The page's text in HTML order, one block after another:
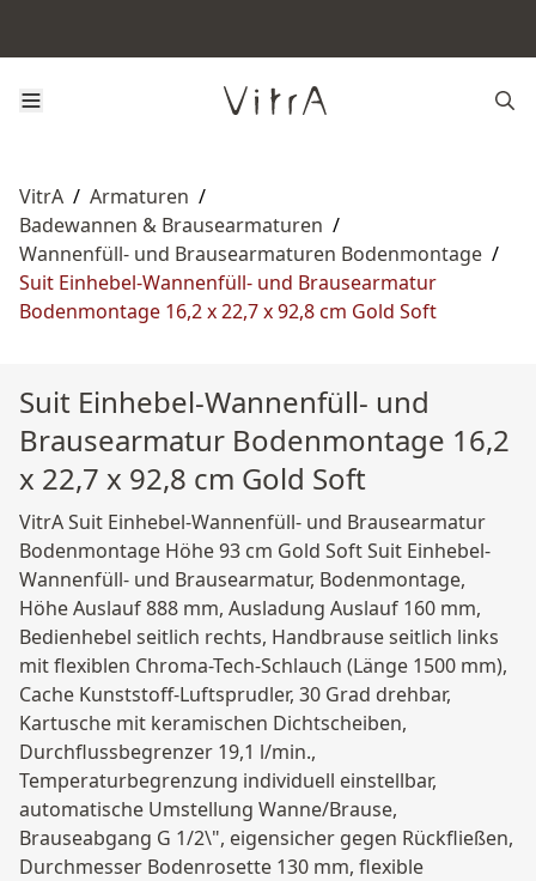
VitrA / Armaturen /
Badewannen & Brausearmaturen /
Wannenfüll‑ und Brausearmaturen Bodenmontage /
Suit Einhebel-Wannenfüll- und Brausearmatur
Bodenmontage 16,2 x 22,7 x 92,8 cm Gold Soft
Suit Einhebel-Wannenfüll- und
Brausearmatur Bodenmontage 16,2
x 22,7 x 92,8 cm Gold Soft
VitrA Suit Einhebel-Wannenfüll- und Brausearmatur
Bodenmontage Höhe 93 cm Gold Soft Suit Einhebel-
Wannenfüll- und Brausearmatur, Bodenmontage,
Höhe Auslauf 888 mm, Ausladung Auslauf 160 mm,
Bedienhebel seitlich rechts, Handbrause seitlich links
mit flexiblen Chroma-Tech-Schlauch (Länge 1500 mm),
Cache Kunststoff-Luftsprudler, 30 Grad drehbar,
Kartusche mit keramischen Dichtscheiben,
Durchflussbegrenzer 19,1 l/min.,
Temperaturbegrenzung individuell einstellbar,
automatische Umstellung Wanne/Brause,
Brauseabgang G 1/2\", eigensicher gegen Rückfließen,
Durchmesser Bodenrosette 130 mm, flexible